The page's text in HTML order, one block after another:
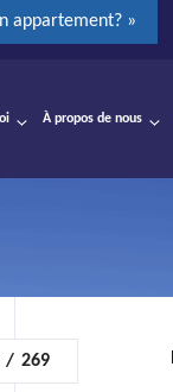
appartement? »
À propos de nous
/ 269